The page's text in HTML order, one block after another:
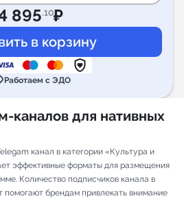
895.10₽
Работаем с ЭДО
каналов для нативных
канал в категории «Культура и
эффективные форматы для размещения
Количество подписчиков канала в
помогают брендам привлекать внимание